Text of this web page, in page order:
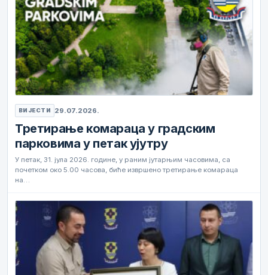
ВИЈЕСТИ 29.07.2026.
Третирање комараца у градским
парковима у петак ујутру
У петак, 31. јула 2026. године, у раним јутарњим часовима, са
почетком око 5.00 часова, биће извршено третирање комараца
на…